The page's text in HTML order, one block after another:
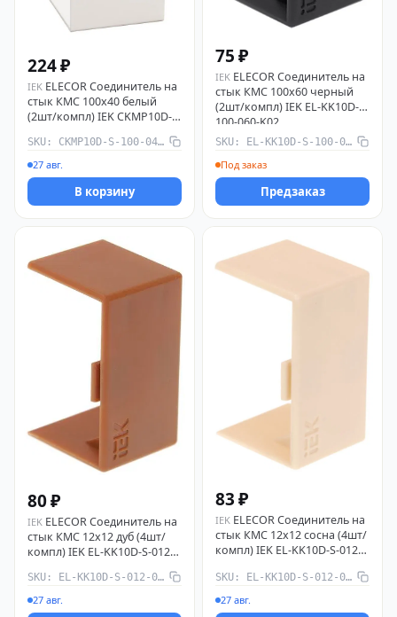
224 ₽
IEK ELECOR Соединитель на
стык КМС 100х40 белый
(2шт/компл) IEK CKMP10D-S-
SKU: CKMP10D-S-100-040-K01
27 авг.
В корзину
75 ₽
IEK ELECOR Соединитель на
стык КМС 100х60 черный
(2шт/компл) IEK EL-KK10D-S-
100-060-K02
SKU: EL-KK10D-S-100-060-K02
Под заказ
Предзаказ
80 ₽
IEK ELECOR Соединитель на
стык КМС 12х12 дуб (4шт/
компл) IEK EL-KK10D-S-012-
SKU: EL-KK10D-S-012-012-K11
27 авг.
83 ₽
IEK ELECOR Соединитель на
стык КМС 12х12 сосна (4шт/
компл) IEK EL-KK10D-S-012-
SKU: EL-KK10D-S-012-012-K34
27 авг.